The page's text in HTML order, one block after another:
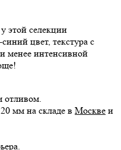
этой селекции
цвет, текстура с
менее интенсивной
отливом.
мм на складе в Москве и